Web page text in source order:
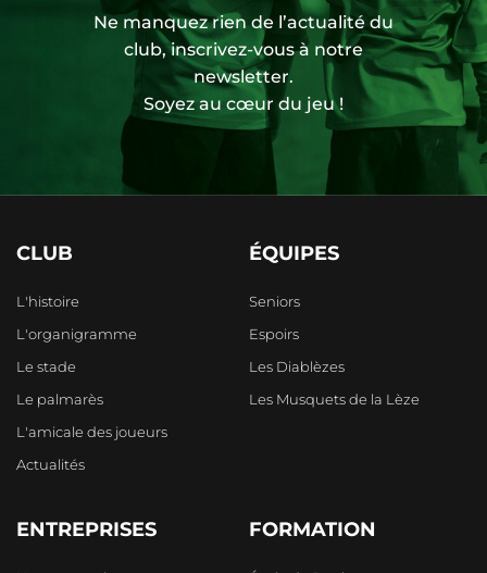
Ne manquez rien de l’actualité du
club, inscrivez-vous à notre
newsletter.
Soyez au cœur du jeu !
CLUB
L'histoire
L'organigramme
Le stade
Le palmarès
L'amicale des joueurs
Actualités
ÉQUIPES
Seniors
Espoirs
Les Diablèzes
Les Musquets de la Lèze
ENTREPRISES FORMATION